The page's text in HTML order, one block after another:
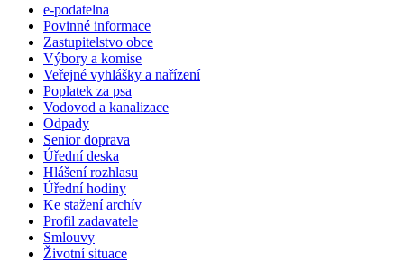
e-podatelna
Povinné informace
Zastupitelstvo obce
Výbory a komise
Veřejné vyhlášky a nařízení
Poplatek za psa
Vodovod a kanalizace
Odpady
Senior doprava
Úřední deska
Hlášení rozhlasu
Úřední hodiny
Ke stažení archív
Profil zadavatele
Smlouvy
Životní situace